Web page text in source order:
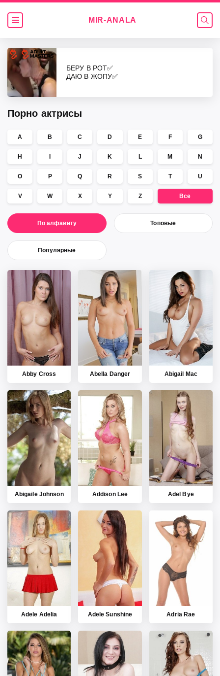
MIR-ANALA
Порно актрисы
A B C D E F G
H I J K L M N
O P Q R S T U
V W X Y Z Все
По алфавиту Топовые
Популярные
БЕРУ В РОТ✅
ДАЮ В ЖОПУ✅
Abby Cross Abella Danger Abigail Mac
Abigaile Johnson Addison Lee Adel Bye
Adele Adelia Adele Sunshine Adria Rae